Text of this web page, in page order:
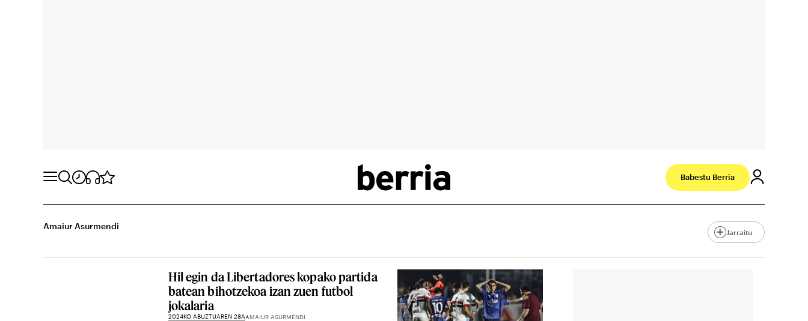
Babestu Berria
Amaiur Asurmendi
Jarraitu
Hil egin da Libertadores kopako partida
batean bihotzekoa izan zuen futbol
jokalaria
2024KO ABUZTUAREN 28AAMAIUR ASURMENDI